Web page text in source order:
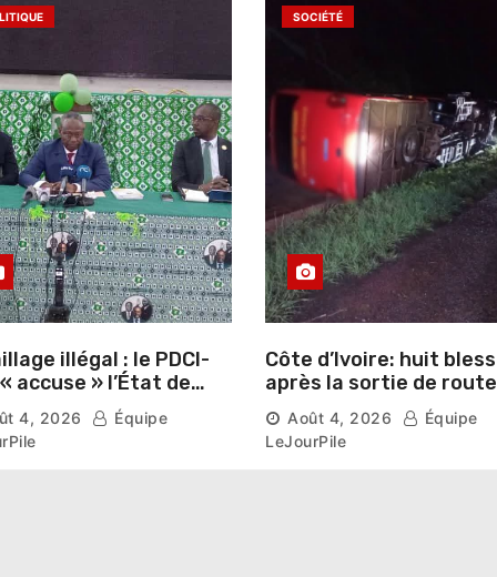
illégal : le PDCI-
prospérer un «
national »
4, 2026
Équipe
SOCIÉTÉ
Côte d’Ivoire: huit
après la sortie de route
d’un car près de
Ferkessédougou
Août 4, 2026
Équipe
LeJourPile